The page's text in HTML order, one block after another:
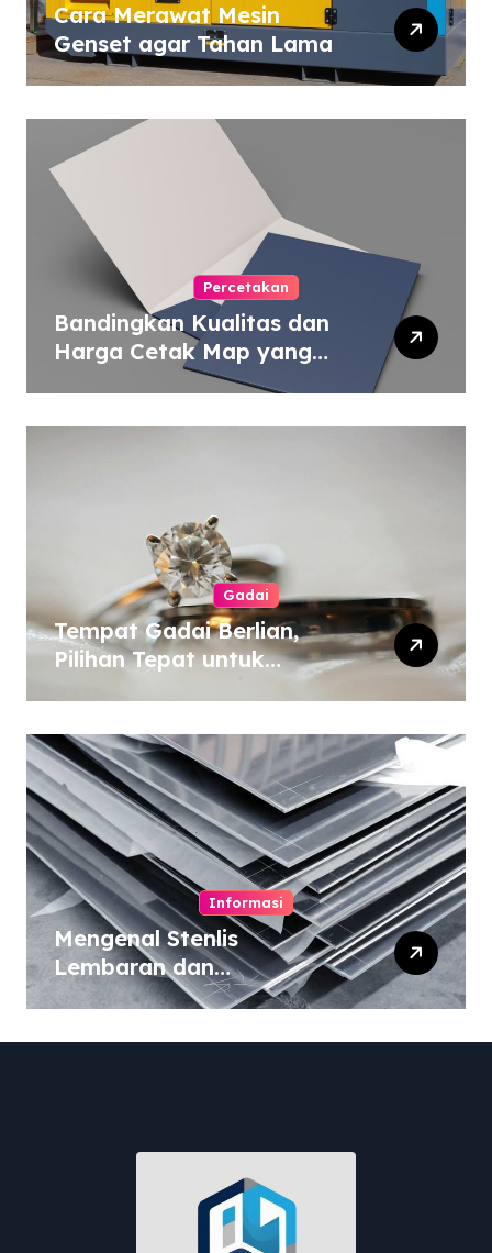
Cara Merawat Mesin
Genset agar Tahan Lama
Percetakan
Bandingkan Kualitas dan
Harga Cetak Map yang
Murah atau Mahal
Gadai
Tempat Gadai Berlian,
Pilihan Tepat untuk
Informasi
Mengenal Stenlis
Lembaran dan
Komposisinya